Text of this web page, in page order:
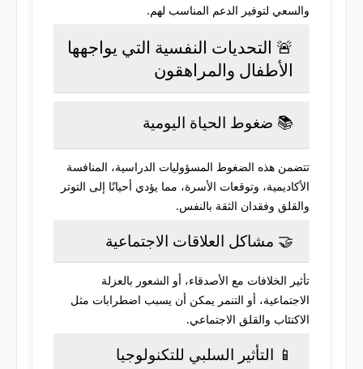
والسعي لتوفير الدعم المناسب لهم.
🚨 التحديات النفسية التي يواجهها
الأطفال والمراهقون
📚 ضغوط الحياة اليومية
تتضمن هذه الضغوط المسؤوليات الدراسية، المنافسة
الأكاديمية، وتوقعات الأسرة، مما يؤدي أحيانًا إلى التوتر
والقلق وفقدان الثقة بالنفس.
🤝 مشاكل العلاقات الاجتماعية
تأثير الخلافات مع الأصدقاء، أو الشعور بالعزلة
الاجتماعية، أو التنمر يمكن أن يسبب اضطرابات مثل
الاكتئاب والقلق الاجتماعي.
📱 التأثير السلبي للتكنولوجيا